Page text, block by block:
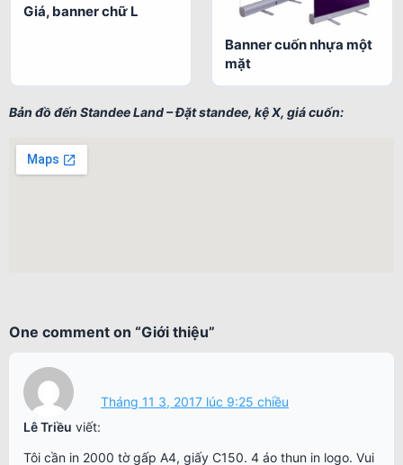
Giá, banner chữ L
Banner cuốn nhựa một
mặt
Bản đồ đến Standee Land – Đặt standee, kệ X, giá cuốn:
One comment on “Giới thiệu”
Lê Triều viết:
Tháng 11 3, 2017 lúc 9:25 chiều
Tôi cần in 2000 tờ gấp A4, giấy C150. 4 áo thun in logo. Vui